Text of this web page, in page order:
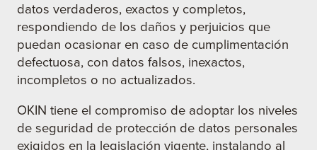
datos verdaderos, exactos y completos,
respondiendo de los daños y perjuicios que
puedan ocasionar en caso de cumplimentación
defectuosa, con datos falsos, inexactos,
incompletos o no actualizados.
OKIN tiene el compromiso de adoptar los niveles
de seguridad de protección de datos personales
exigidos en la legislación vigente, instalando al